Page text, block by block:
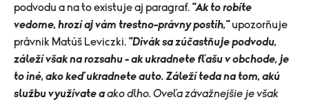
podvodu a na to existuje aj paragraf. "Ak to robíte
vedome, hrozí aj vám trestno-právny postih,"upozorňuje
právnik Matúš Leviczki. "Divák sa zúčastňuje podvodu,
záleží však na rozsahu - ak ukradnete fľašu v obchode, je
to iné, ako keď ukradnete auto. Záleží teda na tom, akú
službu využívate aako dlho. Oveľa závažnejšie je však